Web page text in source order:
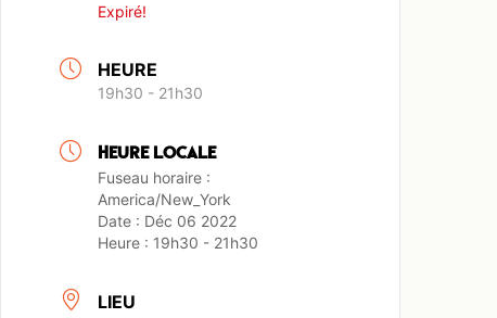
Expiré!
HEURE
19h30 - 21h30
HEURE LOCALE
Fuseau horaire :
America/New_York
Date : Déc 06 2022
Heure : 19h30 - 21h30
LIEU